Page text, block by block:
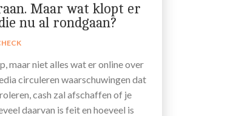
Maar wat klopt er
nu al rondgaan?
maar niet alles wat er online over
circuleren waarschuwingen dat
cash zal afschaffen of je
daarvan is feit en hoeveel is